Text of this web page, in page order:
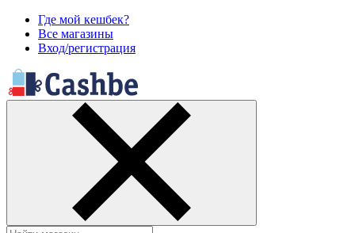
Где мой кешбек?
Все магазины
Вход/регистрация